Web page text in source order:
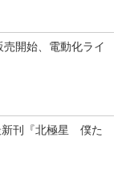
開始、電動化ライ
新刊『北極星 僕た